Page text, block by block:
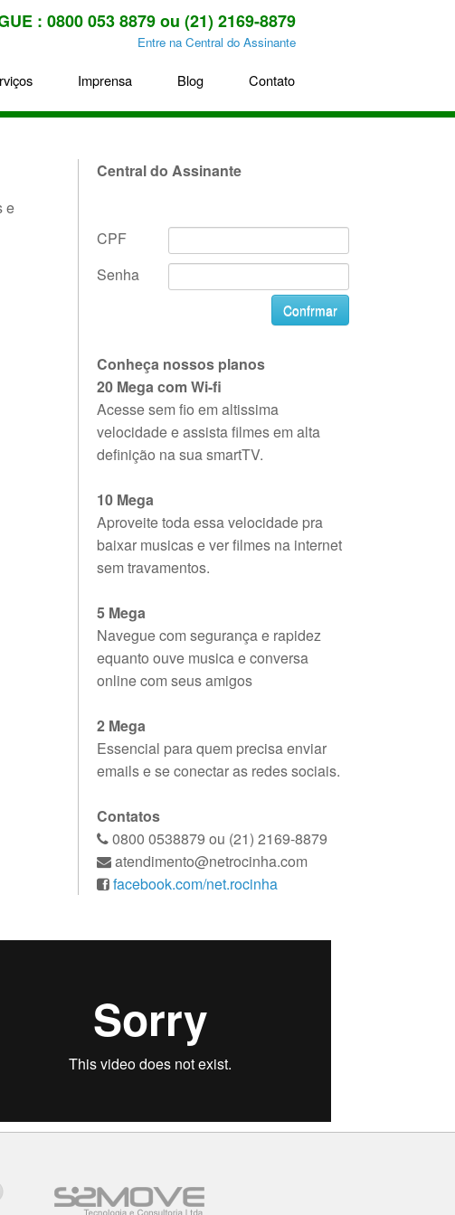
: 0800 053 8879 ou (21) 2169-8879
Entre na Central do Assinante
Imprensa Blog Contato
e
Central do Assinante
CPF
Senha
Confrmar
Conheça nossos planos
20 Mega com Wi-fi
Acesse sem fio em altissima
velocidade e assista filmes em alta
definição na sua smartTV.
10 Mega
Aproveite toda essa velocidade pra
baixar musicas e ver filmes na internet
sem travamentos.
5 Mega
Navegue com segurança e rapidez
equanto ouve musica e conversa
online com seus amigos
2 Mega
Essencial para quem precisa enviar
emails e se conectar as redes sociais.
Contatos
0800 0538879 ou (21) 2169-8879
atendimento@netrocinha.com
facebook.com/net.rocinha